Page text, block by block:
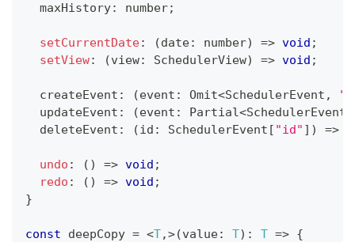
  maxHistory
: number;
setCurrentDate: (date: number) => void ;
setView: (view: SchedulerView) => void ;
  createEvent
: (event : Omit<SchedulerEvent ,
  updateEvent
: (event : Partial<SchedulerEvent
  deleteEvent
: (id : SchedulerEvent [ "id" ] ) =>
undo : ( ) => void ;
redo : ( ) => void ;
}
const deepCopy = <T,>(value: T) : T => {